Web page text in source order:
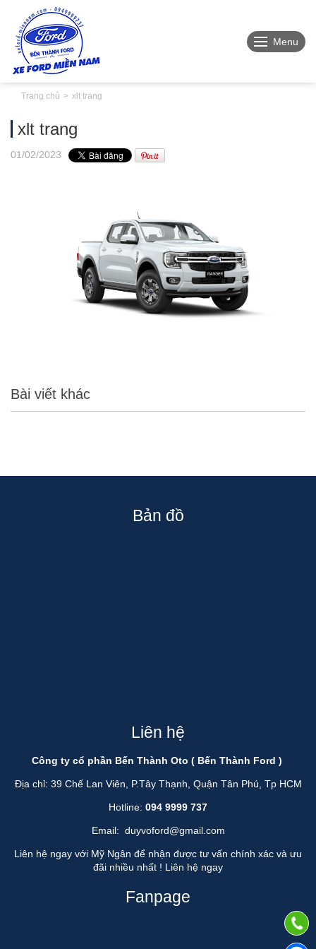
Menu
Trang chủ xlt trang
xlt trang
01/02/2023
Bài viết khác
Bản đồ
Liên hệ
Công ty cổ phần Bến Thành Oto ( Bến Thành Ford )
Địa chỉ: 39 Chế Lan Viên, P.Tây Thạnh, Quận Tân Phú, Tp HCM
Hotline: 094 9999 737
Email: duyvoford@gmail.com
Liên hệ ngay với Mỹ Ngân để nhận được tư vấn chính xác và ưu
đãi nhiều nhất ! Liên hệ ngay
Fanpage